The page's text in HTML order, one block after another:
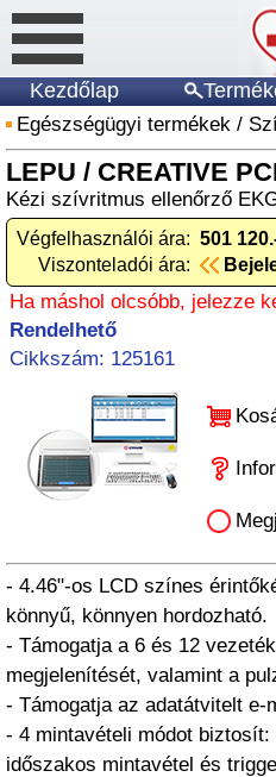
Kezdőlap
Egészségügyi termékek /
LEPU / CREATIVE
Kézi szívritmus ellenőrző
Végfelhasználói ára: 501
Viszonteladói ára:
Ha máshol olcsóbb, jelezze
Rendelhető
Cikkszám: 125161
- 4.46"-os LCD színes
könnyű, könnyen hordozható.
- Támogatja a 6 és 12
megjelenítését, valamint a
- Támogatja az adatátvitelt e-
- 4 mintavételi módot
időszakos mintavétel és